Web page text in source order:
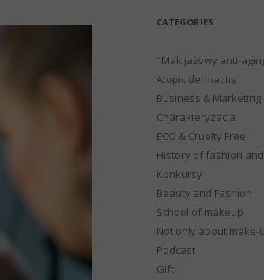
CATEGORIES
"Makijażowy anti-
Atopic dermatitis
Business & Marketing
Charakteryzacja
ECO & Cruelty Free
History of fashion
Konkursy
Beauty and Fashion
School of makeup
Not only about make-
Podcast
Gift